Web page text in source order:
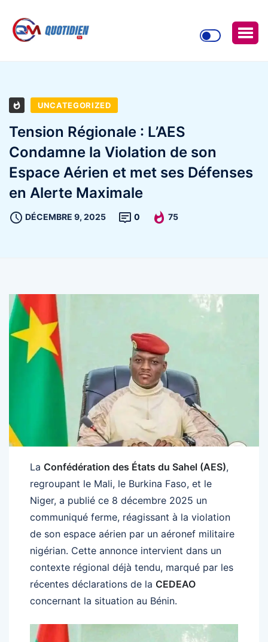
UNCATEGORIZED
Tension Régionale : L’AES
Condamne la Violation de son
Espace Aérien et met ses Défenses
en Alerte Maximale
DÉCEMBRE 9, 2025 0 75
La Confédération des États du Sahel (AES),
regroupant le Mali, le Burkina Faso, et le
Niger, a publié ce 8 décembre 2025 un
communiqué ferme, réagissant à la violation
de son espace aérien par un aéronef militaire
nigérian. Cette annonce intervient dans un
contexte régional déjà tendu, marqué par les
récentes déclarations de la CEDEAO
concernant la situation au Bénin.